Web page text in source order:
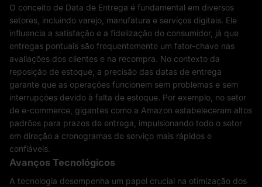
O conceito de Data de Entrega é fundamental em diversos
setores, incluindo varejo, manufatura e serviços digitais. Ele
influencia a satisfação e a fidelização do consumidor, já que
entregas pontuais são frequentemente um fator-chave nas
avaliações dos clientes e na recompra. No contexto da
reposição de estoque, a precisão das datas de entrega
garante que as operações funcionem sem problemas e sem
interrupções devido à falta de estoque. Por exemplo, no setor
de e-commerce, gigantes como a Amazon estabeleceram altos
padrões para prazos de entrega, impulsionando todo o setor
em direção a cronogramas de serviço mais rápidos e
confiáveis.
Avanços Tecnológicos
A tecnologia desempenha um papel crucial na otimização dos